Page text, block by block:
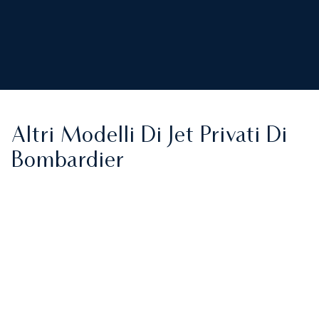
Altri Modelli Di Jet Privati Di
Bombardier